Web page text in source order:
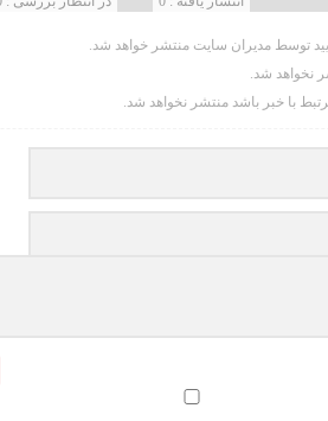
توسط مدیران سایت منتشر خواهد شد.
نخواهد شد.
با خبر باشد منتشر نخواهد شد.